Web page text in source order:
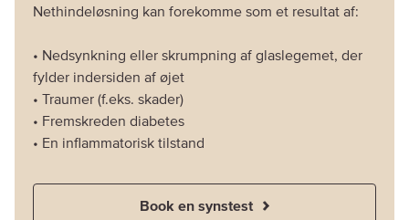
Nethindeløsning kan forekomme som et resultat af:
• Nedsynkning eller skrumpning af glaslegemet, der
fylder indersiden af øjet
• Traumer (f.eks. skader)
• Fremskreden diabetes
• En inflammatorisk tilstand
Book en synstest